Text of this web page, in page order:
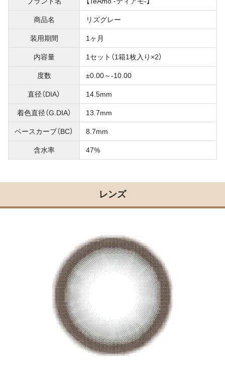
商品名 リズグレー
装用期間 1ヶ月
内容量 1セット（1箱1枚入り×2）
度数 ±0.00～-10.00
直径（DIA） 14.5mm
着色直径（G.DIA） 13.7mm
ベースカーブ（BC） 8.7mm
含水率 47%
レンズ